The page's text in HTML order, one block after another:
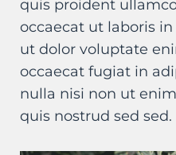
quis proident
occaecat ut laboris
ut dolor voluptate
occaecat fugiat in
nulla nisi non ut
quis nostrud sed sed.